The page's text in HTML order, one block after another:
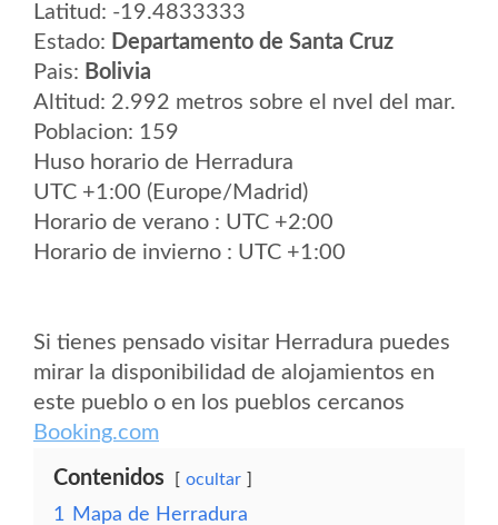
Latitud: -19.4833333
Estado: Departamento de Santa Cruz
Pais: Bolivia
Altitud: 2.992 metros sobre el nvel del mar.
Poblacion: 159
Huso horario de Herradura
UTC +1:00 (Europe/Madrid)
Horario de verano : UTC +2:00
Horario de invierno : UTC +1:00
Si tienes pensado visitar Herradura puedes
mirar la disponibilidad de alojamientos en
este pueblo o en los pueblos cercanos
Booking.com
Contenidos ocultar
1
Mapa de Herradura